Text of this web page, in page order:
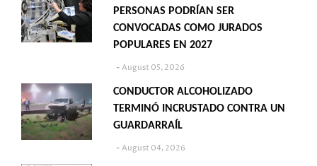
PERSONAS PODRÍAN SER
CONVOCADAS COMO JURADOS
POPULARES EN 2027
August 05, 2026
CONDUCTOR ALCOHOLIZADO
TERMINÓ INCRUSTADO CONTRA UN
GUARDARRAÍL
August 04, 2026